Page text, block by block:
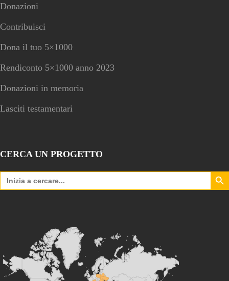
Donazioni
Contribuisci
Dona il tuo 5×1000
Rendiconto 5×1000 anno 2023
Donazioni in memoria
Lasciti testamentari
CERCA UN PROGETTO
Search
for:
Search